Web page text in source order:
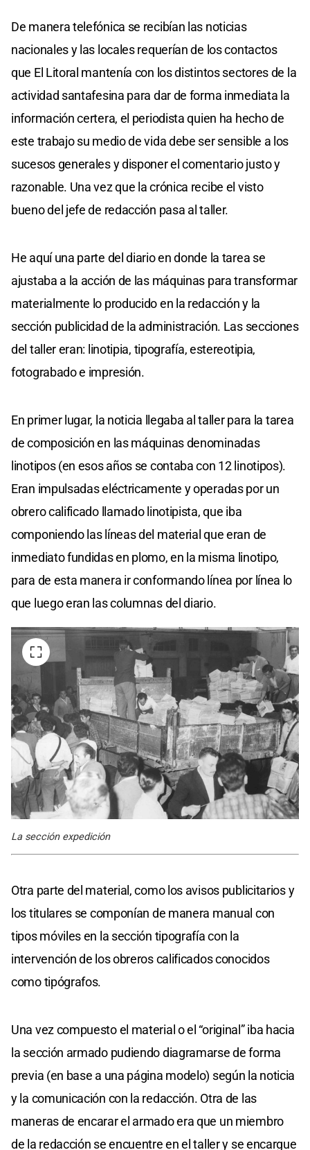
De manera telefónica se recibían las noticias
nacionales y las locales requerían de los contactos
que El Litoral mantenía con los distintos sectores de la
actividad santafesina para dar de forma inmediata la
información certera, el periodista quien ha hecho de
este trabajo su medio de vida debe ser sensible a los
sucesos generales y disponer el comentario justo y
razonable. Una vez que la crónica recibe el visto
bueno del jefe de redacción pasa al taller.
He aquí una parte del diario en donde la tarea se
ajustaba a la acción de las máquinas para transformar
materialmente lo producido en la redacción y la
sección publicidad de la administración. Las secciones
del taller eran: linotipia, tipografía, estereotipia,
fotograbado e impresión.
En primer lugar, la noticia llegaba al taller para la tarea
de composición en las máquinas denominadas
linotipos (en esos años se contaba con 12 linotipos).
Eran impulsadas eléctricamente y operadas por un
obrero calificado llamado linotipista, que iba
componiendo las líneas del material que eran de
inmediato fundidas en plomo, en la misma linotipo,
para de esta manera ir conformando línea por línea lo
que luego eran las columnas del diario.
La sección expedición
Otra parte del material, como los avisos publicitarios y
los titulares se componían de manera manual con
tipos móviles en la sección tipografía con la
intervención de los obreros calificados conocidos
como tipógrafos.
Una vez compuesto el material o el “original” iba hacia
la sección armado pudiendo diagramarse de forma
previa (en base a una página modelo) según la noticia
y la comunicación con la redacción. Otra de las
maneras de encarar el armado era que un miembro
de la redacción se encuentre en el taller y se encargue